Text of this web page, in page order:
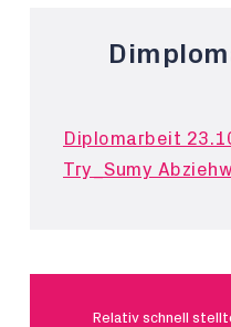
Diplomarbeit
Try_Sumy
Relativ schnell